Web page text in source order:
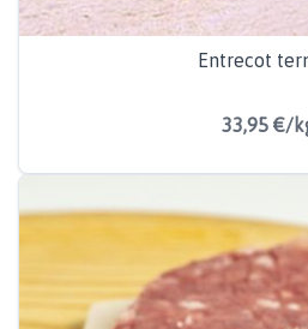
Entrecot
33,95 €/